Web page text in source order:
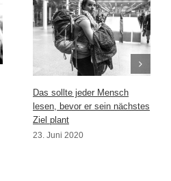
Das sollte jeder Mensch
lesen, bevor er sein nächstes
Ziel plant
23. Juni 2020